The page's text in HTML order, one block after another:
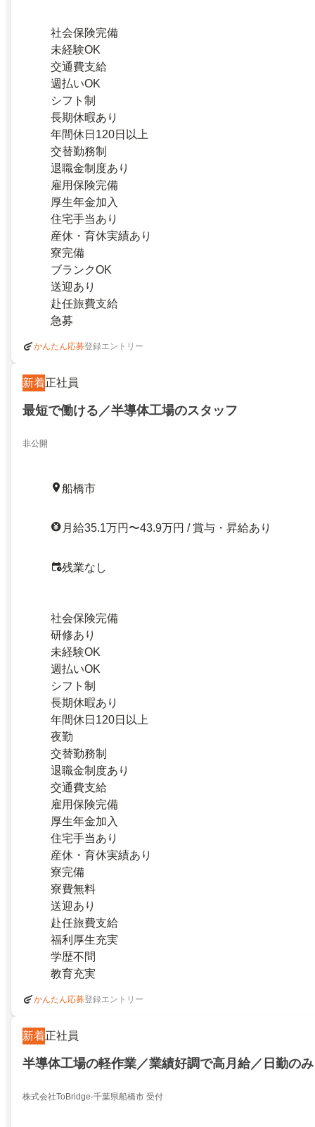
社会保険完備
未経験OK
交通費支給
週払いOK
シフト制
長期休暇あり
年間休日120日以上
交替勤務制
退職金制度あり
雇用保険完備
厚生年金加入
住宅手当あり
産休・育休実績あり
寮完備
ブランクOK
送迎あり
赴任旅費支給
急募
かんたん応募登録エントリー
新着正社員
最短で働ける／半導体工場のスタッフ
非公開
船橋市
月給35.1万円〜43.9万円 / 賞与・昇給あり
残業なし
社会保険完備
研修あり
未経験OK
週払いOK
シフト制
長期休暇あり
年間休日120日以上
夜勤
交替勤務制
退職金制度あり
交通費支給
雇用保険完備
厚生年金加入
住宅手当あり
産休・育休実績あり
寮完備
寮費無料
送迎あり
赴任旅費支給
福利厚生充実
学歴不問
教育充実
かんたん応募登録エントリー
新着正社員
半導体工場の軽作業／業績好調で高月給／日勤のみ
株式会社ToBridge-千葉県船橋市 受付